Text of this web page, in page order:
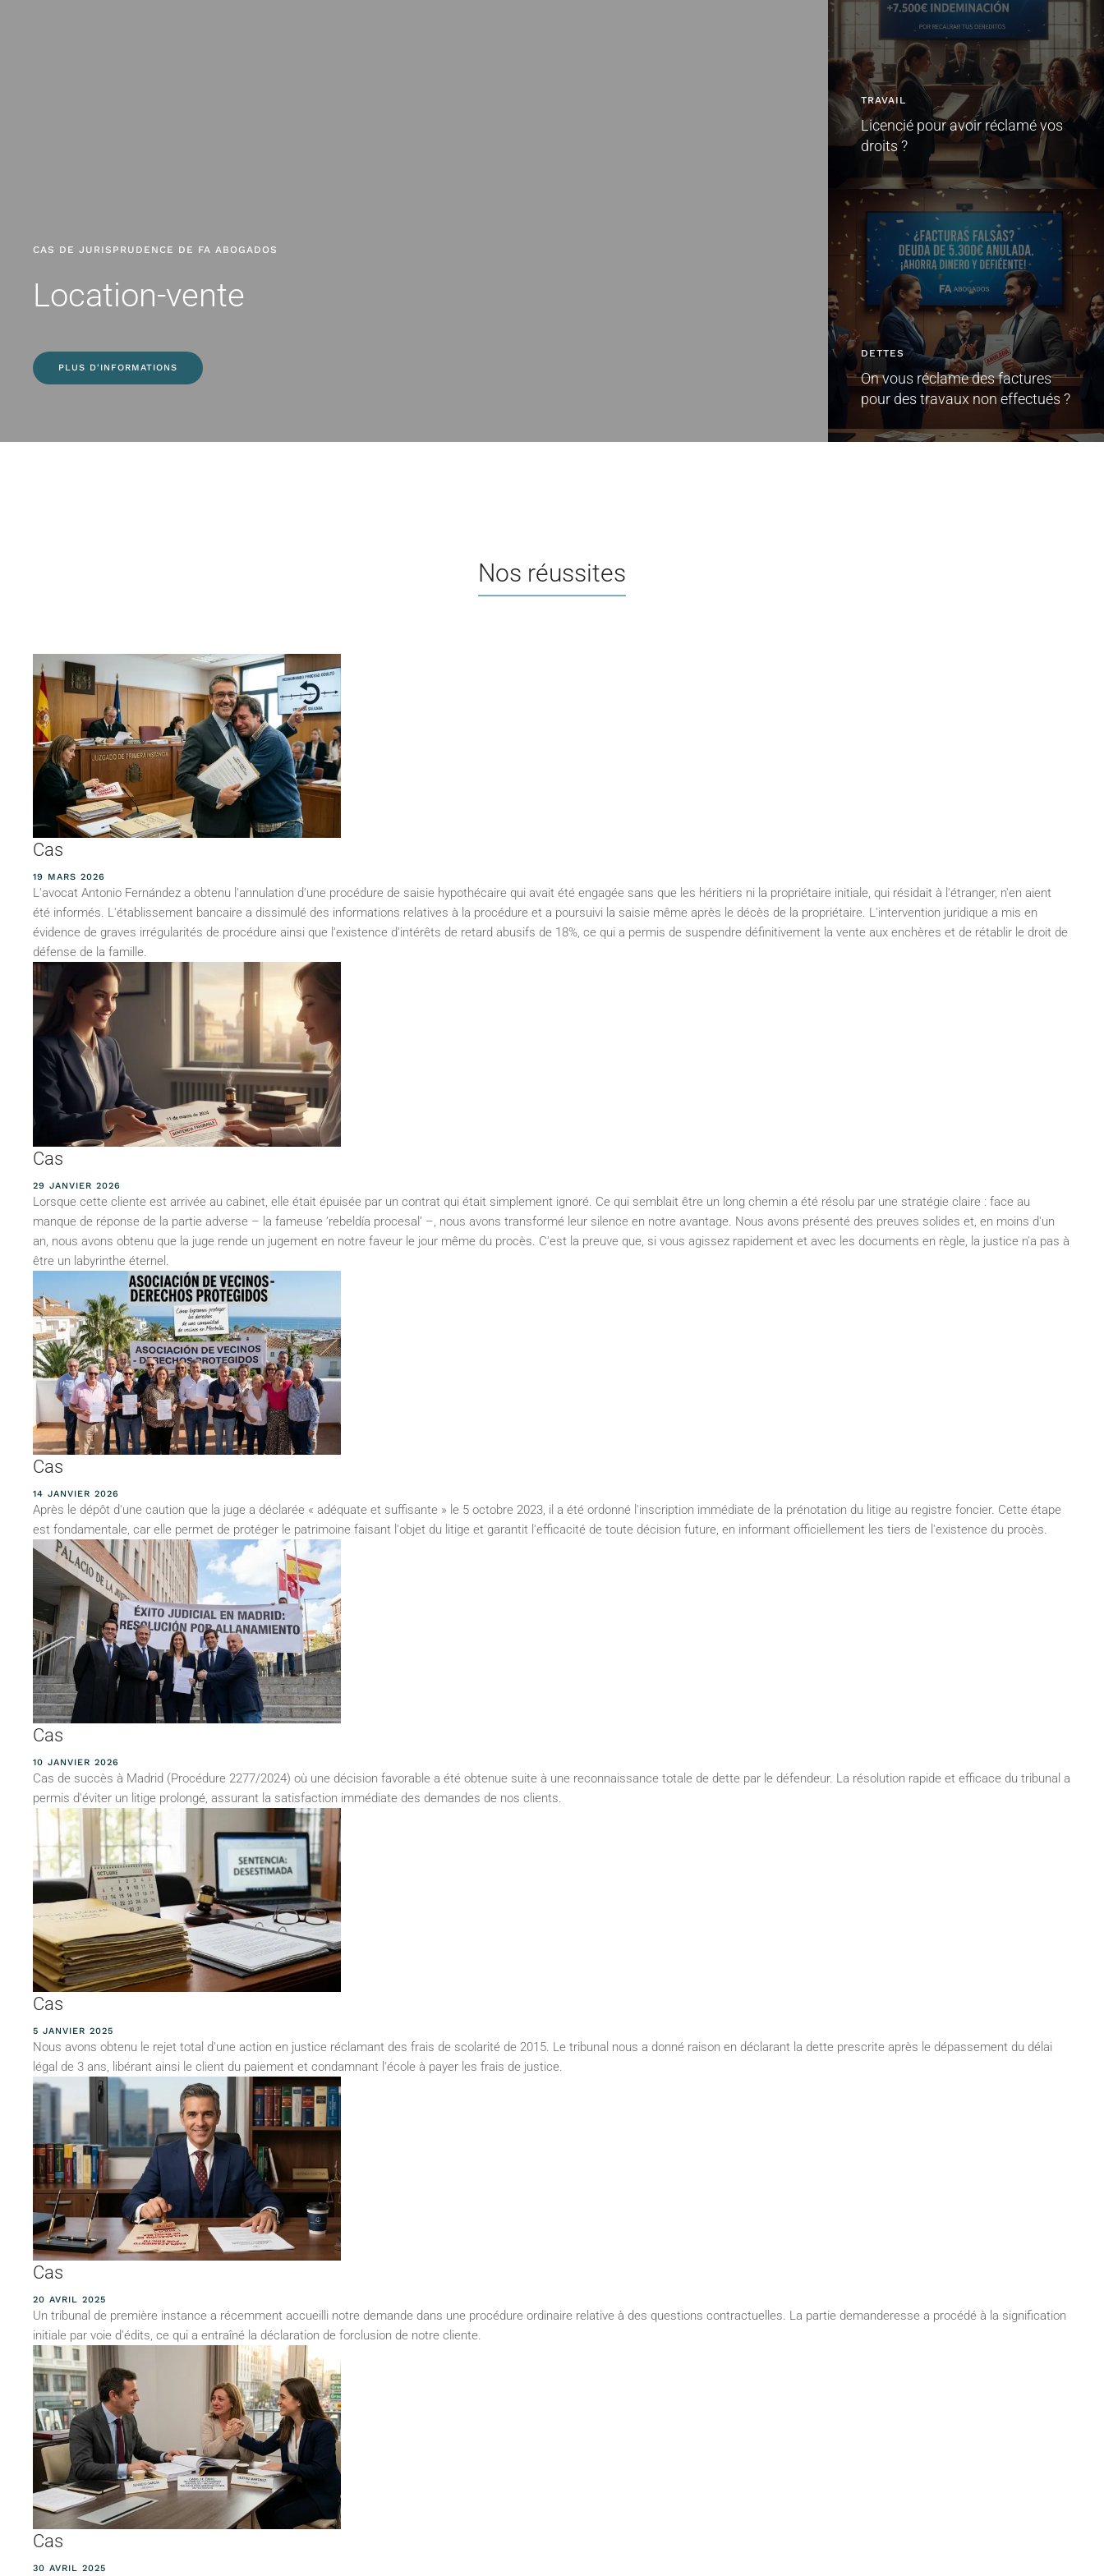
CAS DE JURISPRUDENCE DE FA ABOGADOS
Location-vente
PLUS D'INFORMATIONS
TRAVAIL
Licencié pour avoir réclamé vos
droits ?
DETTES
On vous réclame des factures
pour des travaux non effectués ?
Nos réussites
Cas
19 MARS 2026
L'avocat Antonio Fernández a obtenu l'annulation d'une procédure de saisie hypothécaire qui avait été engagée sans que les héritiers ni la propriétaire initiale, qui résidait à l'étranger, n'en aient
été informés. L'établissement bancaire a dissimulé des informations relatives à la procédure et a poursuivi la saisie même après le décès de la propriétaire. L'intervention juridique a mis en
évidence de graves irrégularités de procédure ainsi que l'existence d'intérêts de retard abusifs de 18%, ce qui a permis de suspendre définitivement la vente aux enchères et de rétablir le droit de
défense de la famille.
Cas
29 JANVIER 2026
Lorsque cette cliente est arrivée au cabinet, elle était épuisée par un contrat qui était simplement ignoré. Ce qui semblait être un long chemin a été résolu par une stratégie claire : face au
manque de réponse de la partie adverse – la fameuse ‘rebeldía procesal’ –, nous avons transformé leur silence en notre avantage. Nous avons présenté des preuves solides et, en moins d'un
an, nous avons obtenu que la juge rende un jugement en notre faveur le jour même du procès. C'est la preuve que, si vous agissez rapidement et avec les documents en règle, la justice n'a pas à
être un labyrinthe éternel.
Cas
14 JANVIER 2026
Après le dépôt d'une caution que la juge a déclarée « adéquate et suffisante » le 5 octobre 2023, il a été ordonné l'inscription immédiate de la prénotation du litige au registre foncier. Cette étape
est fondamentale, car elle permet de protéger le patrimoine faisant l'objet du litige et garantit l'efficacité de toute décision future, en informant officiellement les tiers de l'existence du procès.
Cas
10 JANVIER 2026
Cas de succès à Madrid (Procédure 2277/2024) où une décision favorable a été obtenue suite à une reconnaissance totale de dette par le défendeur. La résolution rapide et efficace du tribunal a
permis d'éviter un litige prolongé, assurant la satisfaction immédiate des demandes de nos clients.
Cas
5 JANVIER 2025
Nous avons obtenu le rejet total d'une action en justice réclamant des frais de scolarité de 2015. Le tribunal nous a donné raison en déclarant la dette prescrite après le dépassement du délai
légal de 3 ans, libérant ainsi le client du paiement et condamnant l'école à payer les frais de justice.
Cas
20 AVRIL 2025
Un tribunal de première instance a récemment accueilli notre demande dans une procédure ordinaire relative à des questions contractuelles. La partie demanderesse a procédé à la signification
initiale par voie d'édits, ce qui a entraîné la déclaration de forclusion de notre cliente.
Cas
30 AVRIL 2025